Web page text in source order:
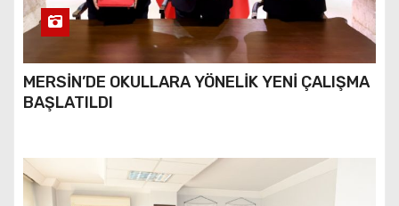
MERSİN’DE OKULLARA YÖNELİK YENİ ÇALIŞMA
BAŞLATILDI